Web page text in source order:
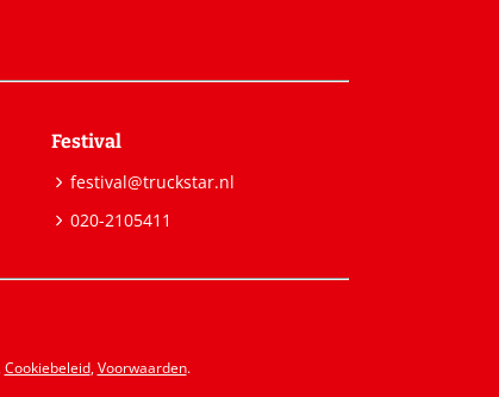
Festival
festival@truckstar.nl
020-2105411
Cookiebeleid,Voorwaarden.